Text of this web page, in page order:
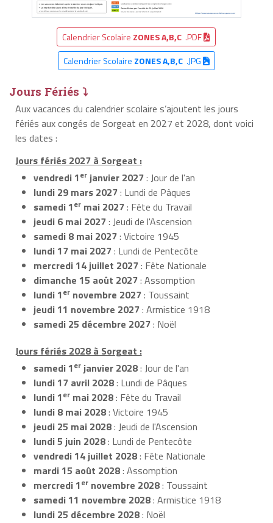
Calendrier Scolaire ZONES A,B,C .PDF
Calendrier Scolaire ZONES A,B,C.JPG
Jours Fériés ⤵
Aux vacances du calendrier scolaire s’ajoutent les jours
fériés aux congés de Sorgeat en 2027 et 2028, dont voici
les dates :
Jours fériés 2027 à Sorgeat :
vendredi 1er janvier 2027: Jour de l'an
lundi 29 mars 2027: Lundi de Pâques
samedi 1er mai 2027: Fête du Travail
jeudi 6 mai 2027: Jeudi de l'Ascension
samedi 8 mai 2027: Victoire 1945
lundi 17 mai 2027: Lundi de Pentecôte
mercredi 14 juillet 2027: Fête Nationale
dimanche 15 août 2027: Assomption
lundi 1er novembre 2027: Toussaint
jeudi 11 novembre 2027: Armistice 1918
samedi 25 décembre 2027: Noël
Jours fériés 2028 à Sorgeat :
samedi 1er janvier 2028: Jour de l'an
lundi 17 avril 2028: Lundi de Pâques
lundi 1er mai 2028: Fête du Travail
lundi 8 mai 2028: Victoire 1945
jeudi 25 mai 2028: Jeudi de l'Ascension
lundi 5 juin 2028: Lundi de Pentecôte
vendredi 14 juillet 2028: Fête Nationale
mardi 15 août 2028: Assomption
mercredi 1er novembre 2028: Toussaint
samedi 11 novembre 2028: Armistice 1918
lundi 25 décembre 2028: Noël